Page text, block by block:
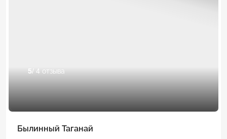
5/ 4 отзыва
Былинный Таганай